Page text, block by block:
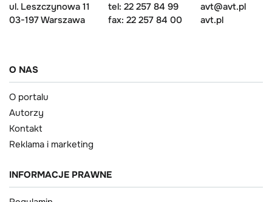
ul. Leszczynowa 11
03-197 Warszawa
tel: 22 257 84 99
fax: 22 257 84 00
avt@avt.pl
avt.pl
O NAS
O portalu
Autorzy
Kontakt
Reklama i marketing
INFORMACJE PRAWNE